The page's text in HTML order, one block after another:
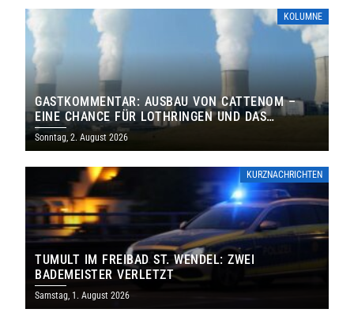
KOLUMNE
GASTKOMMENTAR: AUSBAU VON CATTENOM –
EINE CHANCE FÜR LOTHRINGEN UND DAS
SAARLAND
Sonntag, 2. August 2026
KURZNACHRICHTEN
TUMULT IM FREIBAD ST. WENDEL: ZWEI
BADEMEISTER VERLETZT
Samstag, 1. August 2026